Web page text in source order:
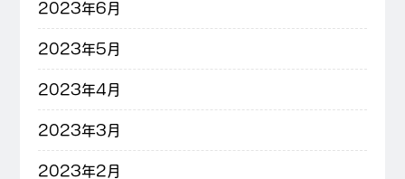
2023年6月
2023年5月
2023年4月
2023年3月
2023年2月